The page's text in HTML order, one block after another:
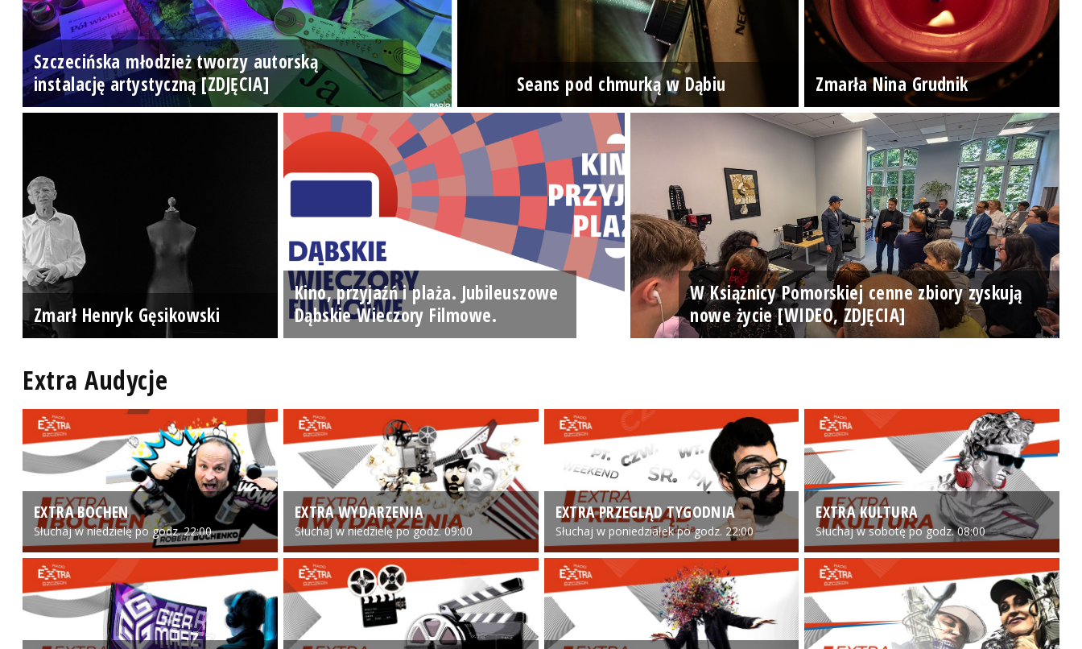
Szczecińska młodzież tworzy autorską
instalację artystyczną [ZDJĘCIA]
Seans pod chmurką w Dąbiu Zmarła Nina Grudnik
Zmarł Henryk Gęsikowski
Kino, przyjaźń i plaża. Jubileuszowe
Dąbskie Wieczory Filmowe.
W Książnicy Pomorskiej cenne zbiory zyskują
nowe życie [WIDEO, ZDJĘCIA]
Extra Audycje
EXTRA BOCHEN
Słuchaj w niedzielę po godz. 22:00
EXTRA WYDARZENIA
Słuchaj w niedzielę po godz. 09:00
EXTRA PRZEGLĄD TYGODNIA
Słuchaj w poniedziałek po godz. 22:00
EXTRA KULTURA
Słuchaj w sobotę po godz. 08:00